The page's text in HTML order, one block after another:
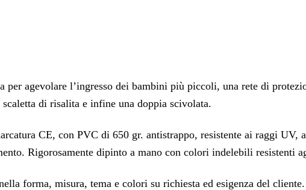
per agevolare l’ingresso dei bambini più piccoli, una rete di
di risalita e infine una doppia scivolata.
CE, con PVC di 650 gr. antistrappo, resistente ai raggi
Rigorosamente dipinto a mano con colori indelebili resistenti
forma, misura, tema e colori su richiesta ed esigenza del cliente.